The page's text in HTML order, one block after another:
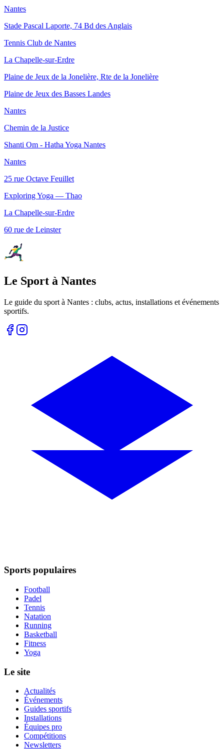
Nantes
Stade Pascal Laporte, 74 Bd des Anglais
Tennis Club de Nantes
La Chapelle-sur-Erdre
Plaine de Jeux de la Jonelière, Rte de la Jonelière
Plaine de Jeux des Basses Landes
Nantes
Chemin de la Justice
Shanti Om - Hatha Yoga Nantes
Nantes
25 rue Octave Feuillet
Exploring Yoga — Thao
La Chapelle-sur-Erdre
60 rue de Leinster
Le Sport à Nantes
Le guide du sport à Nantes : clubs, actus, installations et événements
sportifs.
Sports populaires
Football
Padel
Tennis
Natation
Running
Basketball
Fitness
Yoga
Le site
Actualités
Événements
Guides sportifs
Installations
Équipes pro
Compétitions
Newsletters